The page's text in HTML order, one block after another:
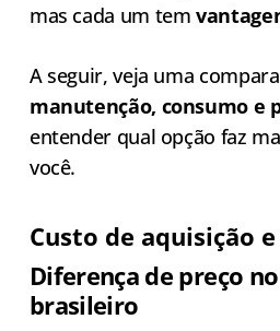
mas cada um tem
A seguir, veja uma
manutenção, consumo e
entender qual opção faz
você.
Custo de aquisição
Diferença de preço
brasileiro